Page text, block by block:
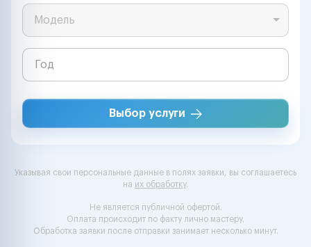
Модель
Выбор услуги
Указывая свои персональные данные в полях заявки, вы соглашаетесь
на их обработку.
Не является публичной офертой.
Оплата происходит по факту лично мастеру.
Обработка заявки после отправки занимает несколько минут.